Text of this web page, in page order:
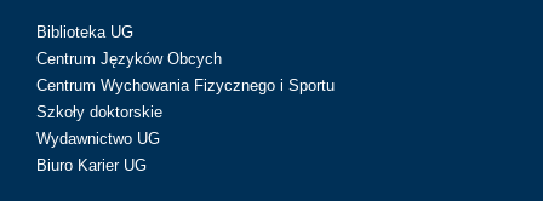
Biblioteka UG
Centrum Języków Obcych
Centrum Wychowania Fizycznego i Sportu
Szkoły doktorskie
Wydawnictwo UG
Biuro Karier UG